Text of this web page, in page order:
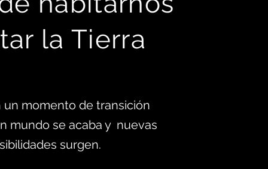
la Tierra
un momento de transición
mundo se acaba y nuevas
surgen.